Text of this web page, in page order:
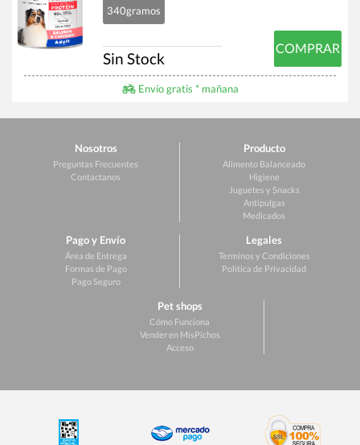
340gramos
Sin Stock
COMPRAR
Envío gratis * mañana
Nosotros
Preguntas Frecuentes
Contactanos
Producto
Alimento Balanceado
Higiene
Juguetes y Snacks
Antipulgas
Medicados
Pago y Envío
Área de Entrega
Formas de Pago
Pago Seguro
Legales
Terminos y Condiciones
Politica de Privacidad
Pet shops
Cómo Funciona
Vender en MisPichos
Acceso